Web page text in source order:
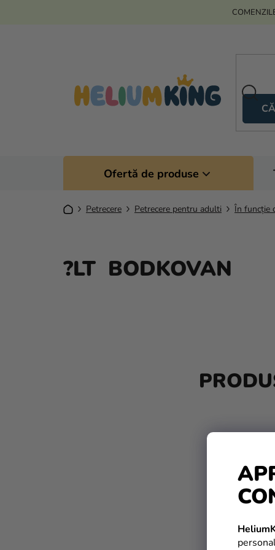
Ofertă de produse
Acasă Petrecere Petrecere pentru adulti În funcție
?LT BODKOVAN